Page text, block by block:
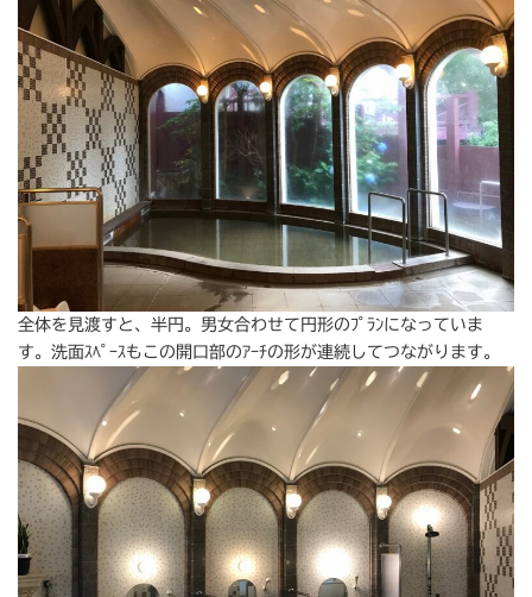
全体を見渡すと、半円。男女合わせて円形のﾌﾟﾗﾝになっていま
す。洗面ｽﾍﾟｰｽもこの開口部のｱｰﾁの形が連続してつながります。